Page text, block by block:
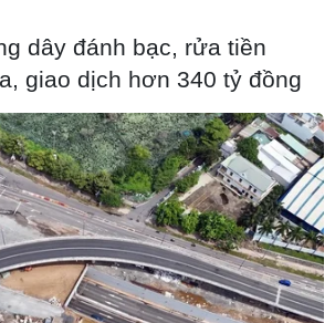
dạng hóa tuyến vận tải
qua Ấn Độ Dương
dây đánh bạc, rửa tiền
giao dịch hơn 340 tỷ đồng